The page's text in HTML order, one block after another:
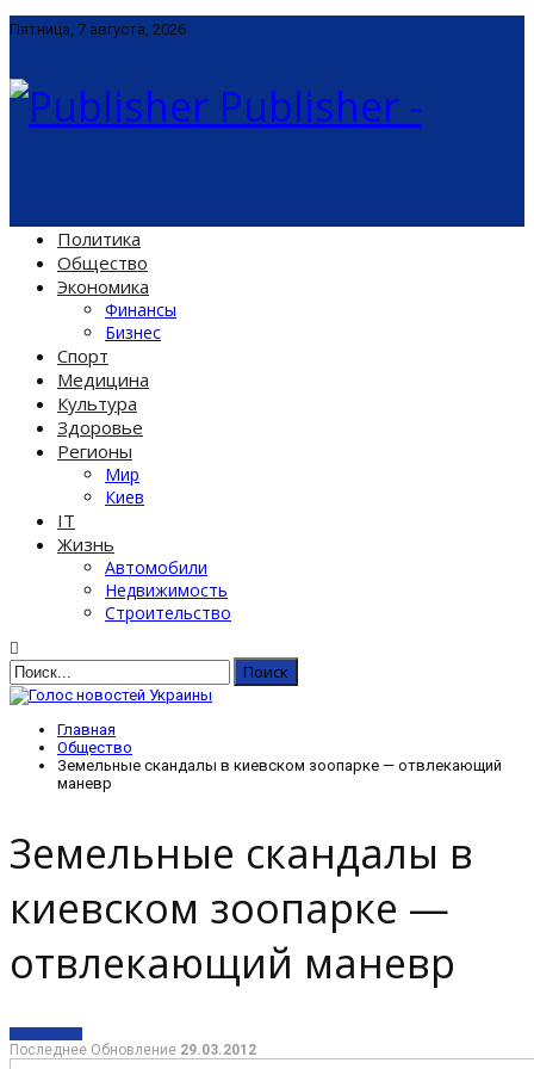
Пятница, 7 августа, 2026
Publisher -
Политика
Общество
Экономика
Финансы
Бизнес
Спорт
Медицина
Культура
Здоровье
Регионы
Мир
Киев
IT
Жизнь
Автомобили
Недвижимость
Строительство
Главная
Общество
Земельные скандалы в киевском зоопарке — отвлекающий
маневр
Земельные скандалы в
киевском зоопарке —
отвлекающий маневр
Последнее Обновление 29.03.2012